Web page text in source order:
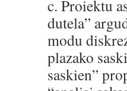
c.​ Proiektu
dutela”
modu
plazako
saskien”